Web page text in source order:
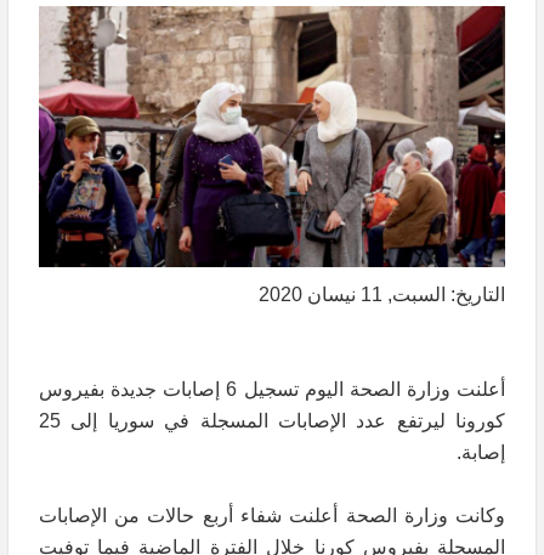
التاريخ: السبت, 11 نيسان 2020
أعلنت وزارة الصحة اليوم تسجيل 6 إصابات جديدة بفيروس
كورونا ليرتفع عدد الإصابات المسجلة في سوريا إلى 25
إصابة.
وكانت وزارة الصحة أعلنت شفاء أربع حالات من الإصابات
المسجلة بفيروس كورنا خلال الفترة الماضية فيما توفيت